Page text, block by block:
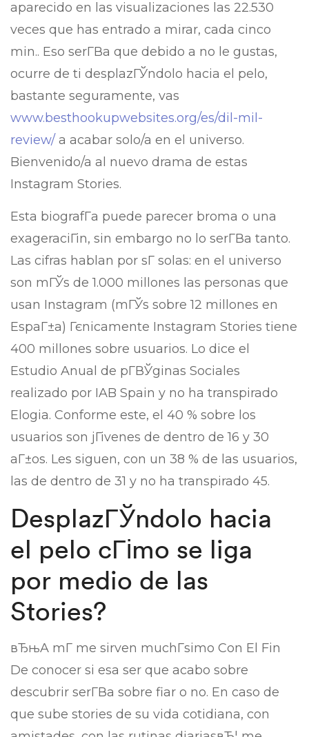
aparecido en las visualizaciones las 22.530
veces que has entrado a mirar, cada cinco
min.. Eso serГ­В­a que debido a no le gustas,
ocurre de ti desplazГЎndolo hacia el pelo,
bastante seguramente, vas
www.besthookupwebsites.org/es/dil-mil-
review/ a acabar solo/a en el universo.
Bienvenido/a al nuevo drama de estas
Instagram Stories.
Esta biografГ­a puede parecer broma o una
exageraciГіn, sin embargo no lo serГ­В­a tanto.
Las cifras hablan por sГ­ solas: en el universo
son mГЎs de 1.000 millones las personas que
usan Instagram (mГЎs sobre 12 millones en
EspaГ±a) Гєnicamente Instagram Stories tiene
400 millones sobre usuarios. Lo dice el
Estudio Anual de pГ­ВЎginas Sociales
realizado por IAB Spain y no ha transpirado
Elogia. Conforme este, el 40 % sobre los
usuarios son jГіvenes de dentro de 16 y 30
aГ±os. Les siguen, con un 38 % de las usuarios,
las de dentro de 31 y no ha transpirado 45.
DesplazГЎndolo hacia
el pelo cГіmo se liga
por medio de las
Stories?
вЂњA mГ­ me sirven muchГ­simo Con El Fin
De conocer si esa ser que acabo sobre
descubrir serГ­В­a sobre fiar o no. En caso de
que sube stories de su vida cotidiana, con